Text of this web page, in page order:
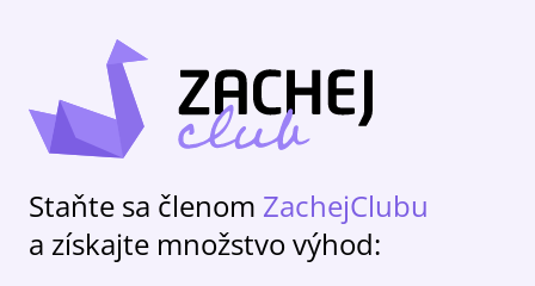
Staňte sa členom ZachejClubu
a získajte množstvo výhod: